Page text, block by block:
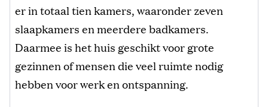
er in totaal tien kamers, waaronder zeven
slaapkamers en meerdere badkamers.
Daarmee is het huis geschikt voor grote
gezinnen of mensen die veel ruimte nodig
hebben voor werk en ontspanning.